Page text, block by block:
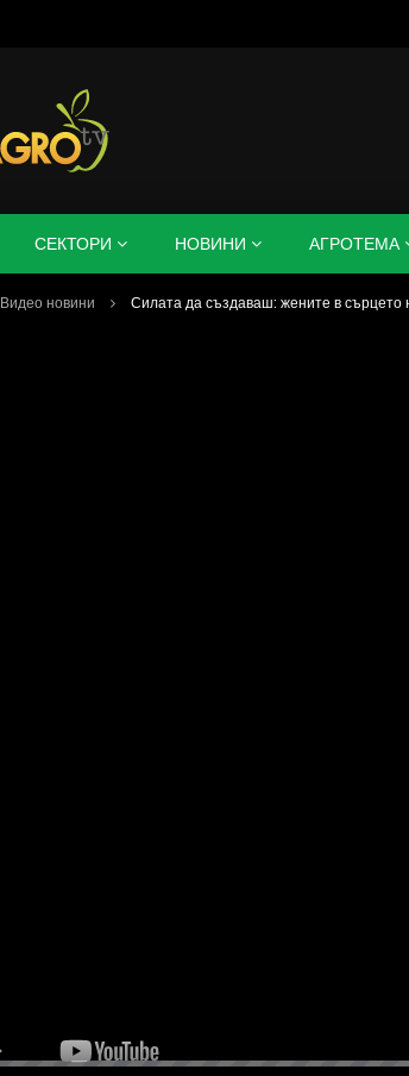
СЕКТОРИ НОВИНИ АГРОТЕМА
Видео новини Силата да създаваш: жените в сърцето